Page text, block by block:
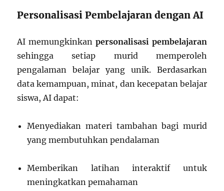
Personalisasi Pembelajaran dengan AI
AI memungkinkan personalisasi pembelajaran
sehingga setiap murid memperoleh
pengalaman belajar yang unik. Berdasarkan
data kemampuan, minat, dan kecepatan belajar
siswa, AI dapat:
Menyediakan materi tambahan bagi murid
yang membutuhkan pendalaman
Memberikan latihan interaktif untuk
meningkatkan pemahaman